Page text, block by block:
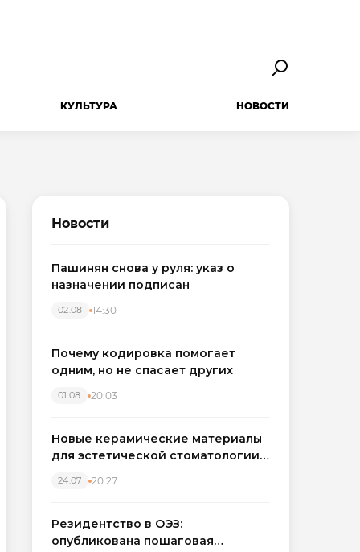
КУЛЬТУРА НОВОСТИ
Новости
Пашинян снова у руля: указ о
назначении подписан
02.08 14:30
Почему кодировка помогает
одним, но не спасает других
01.08 20:03
Новые керамические материалы
для эстетической стоматологии
24.07 20:27
Резидентство в ОЭЗ:
опубликована пошаговая